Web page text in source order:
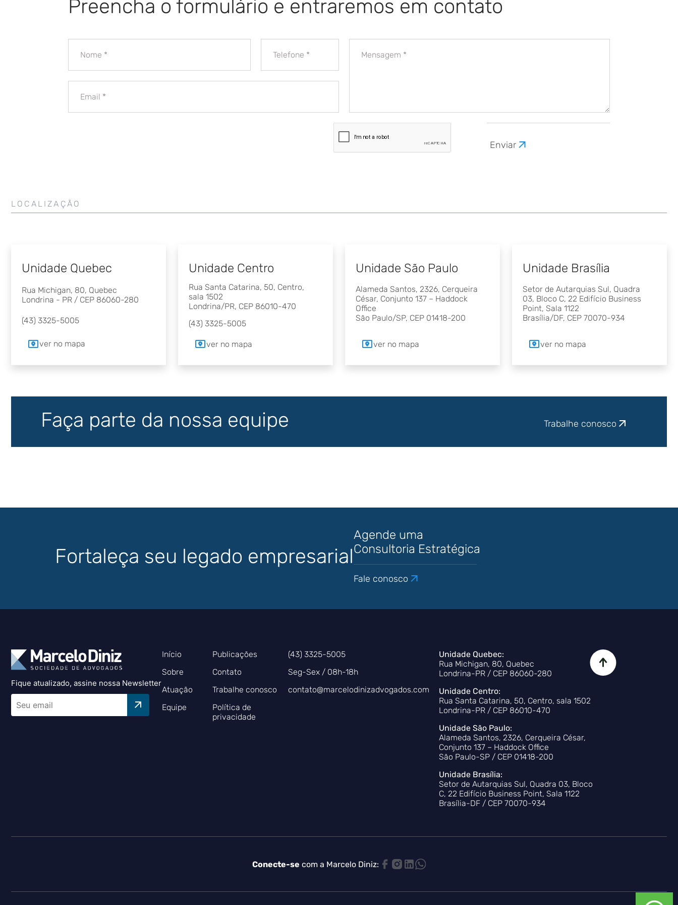
Preencha o formulário e entraremos em contato
Enviar
LOCALIZAÇÃO
Unidade Quebec
Rua Michigan, 80, Quebec
Londrina - PR / CEP 86060-280
(43) 3325-5005
ver no mapa
Unidade Centro
Rua Santa Catarina, 50, Centro,
sala 1502
Londrina/PR, CEP 86010-470
(43) 3325-5005
ver no mapa
Unidade São Paulo
Alameda Santos, 2326, Cerqueira
César, Conjunto 137 – Haddock
Office
São Paulo/SP, CEP 01418-200
ver no mapa
Unidade Brasília
Setor de Autarquias Sul, Quadra
03, Bloco C, 22 Edifício Business
Point, Sala 1122
Brasília/DF, CEP 70070-934
ver no mapa
Faça parte da nossa equipe Trabalhe conosco
Fortaleça seu legado empresarial
Agende uma
Consultoria Estratégica
Fale conosco
Fique atualizado, assine nossa Newsletter
Início
Sobre
Atuação
Equipe
Publicações
Contato
Trabalhe conosco
Política de
privacidade
(43) 3325-5005
Seg-Sex / 08h-18h
contato@marcelodinizadvogados.com
Unidade Quebec:
Rua Michigan, 80, Quebec
Londrina-PR / CEP 86060-280
Unidade Centro:
Rua Santa Catarina, 50, Centro, sala 1502
Londrina-PR / CEP 86010-470
Unidade São Paulo:
Alameda Santos, 2326, Cerqueira César,
Conjunto 137 – Haddock Office
São Paulo-SP / CEP 01418-200
Unidade Brasília:
Setor de Autarquias Sul, Quadra 03, Bloco
C, 22 Edifício Business Point, Sala 1122
Brasília-DF / CEP 70070-934
Conecte-se com a Marcelo Diniz: